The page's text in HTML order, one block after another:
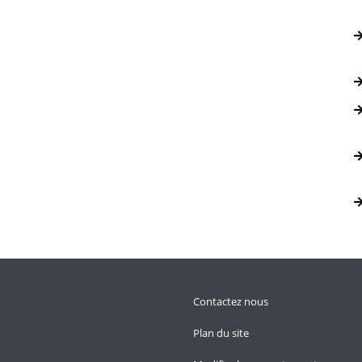
Contactez nous
Plan du site